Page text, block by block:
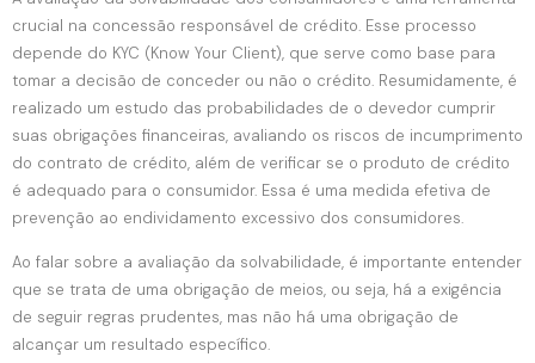
crucial na concessão responsável de crédito. Esse processo
depende do KYC (Know Your Client), que serve como base para
tomar a decisão de conceder ou não o crédito. Resumidamente, é
realizado um estudo das probabilidades de o devedor cumprir
suas obrigações financeiras, avaliando os riscos de incumprimento
do contrato de crédito, além de verificar se o produto de crédito
é adequado para o consumidor. Essa é uma medida efetiva de
prevenção ao endividamento excessivo dos consumidores.
Ao falar sobre a avaliação da solvabilidade, é importante entender
que se trata de uma obrigação de meios, ou seja, há a exigência
de seguir regras prudentes, mas não há uma obrigação de
alcançar um resultado específico.